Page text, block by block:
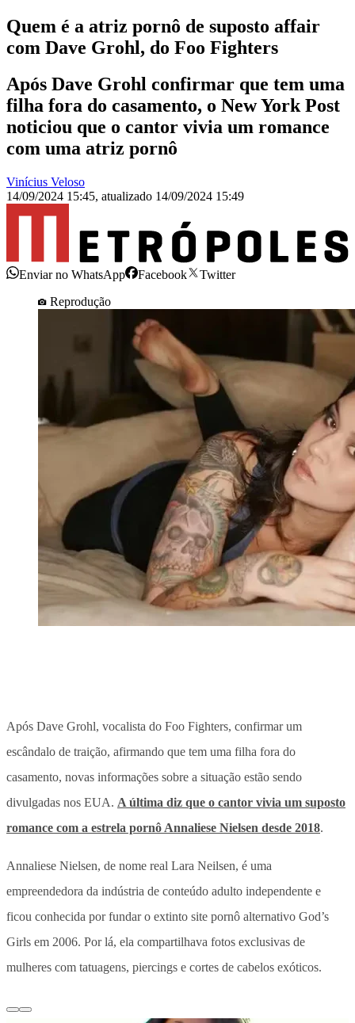
Quem é a atriz pornô de suposto affair
com Dave Grohl, do Foo Fighters
Após Dave Grohl confirmar que tem uma
filha fora do casamento, o New York Post
noticiou que o cantor vivia um romance
com uma atriz pornô
Vinícius Veloso
14/09/2024 15:45, atualizado 14/09/2024 15:49
Enviar no WhatsApp Facebook
Twitter
Reprodução
Após Dave Grohl, vocalista do Foo Fighters, confirmar um
escândalo de traição, afirmando que tem uma filha fora do
casamento, novas informações sobre a situação estão sendo
divulgadas nos EUA. A última diz que o cantor vivia um suposto
romance com a estrela pornô Annaliese Nielsen desde 2018.
Annaliese Nielsen, de nome real Lara Neilsen, é uma
empreendedora da indústria de conteúdo adulto independente e
ficou conhecida por fundar o extinto site pornô alternativo God’s
Girls em 2006. Por lá, ela compartilhava fotos exclusivas de
mulheres com tatuagens, piercings e cortes de cabelos exóticos.